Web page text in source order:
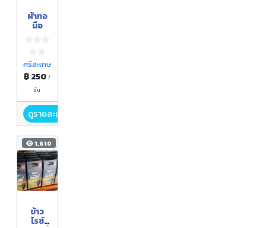
ผ้าทอ
มือ
ศรีสะเกษ
฿ 250/
ชิ้น
ดูรายละเอียด
1,610
ข้าว
ไรซ์